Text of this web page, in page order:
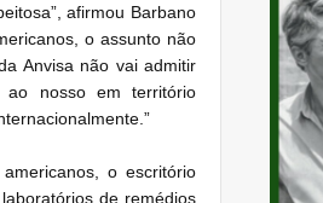
afirmou Barbano
o assunto não
Anvisa não vai admitir
ao nosso em território
o escritório
de remédios